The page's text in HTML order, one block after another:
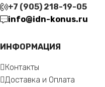
+7 (905) 218-19-05
info@idn-konus.ru
ИНФОРМАЦИЯ
Контакты
Доставка и Оплата